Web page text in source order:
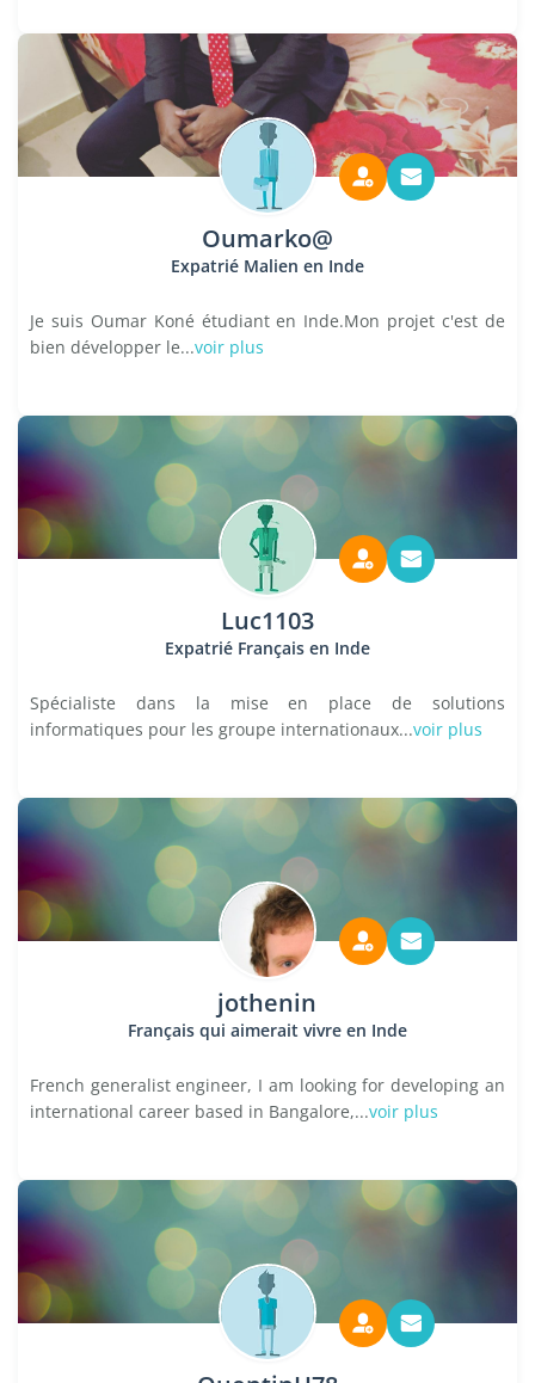
Oumarko@
Expatrié Malien en Inde
Je suis Oumar Koné étudiant en Inde.Mon projet c'est de
bien développer le...voir plus
Luc1103
Expatrié Français en Inde
Spécialiste dans la mise en place de solutions
informatiques pour les groupe internationaux...voir plus
jothenin
Français qui aimerait vivre en Inde
French generalist engineer, I am looking for developing an
international career based in Bangalore,...voir plus